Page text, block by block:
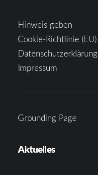
Hinweis geben
Cookie-Richtlinie (EU)
Datenschutzerklärung
Impressum
Grounding Page
Aktuelles